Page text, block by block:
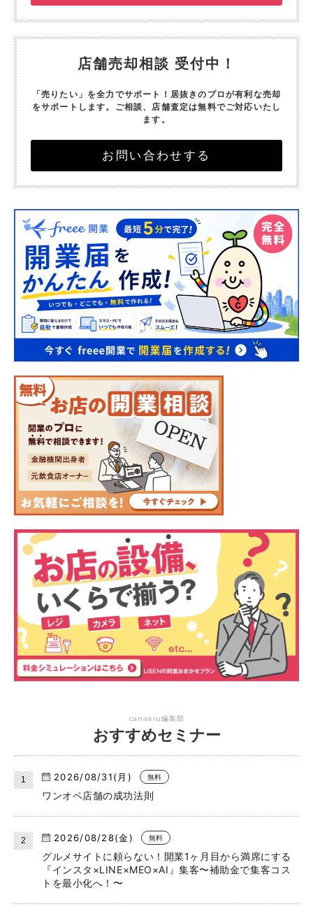
店舗売却相談 受付中！
「売りたい」を全力でサポート！ 居抜きのプロが有利な売却
をサポートします。 ご相談、店舗査定は無料でご対応いたし
ます。
お問い合わせする
canaeru編集部
おすすめセミナー
2026/08/31(月) 無料
ワンオペ店舗の成功法則
2026/08/28(金) 無料
グルメサイトに頼らない！開業1ヶ月目から満席にする
『インスタ×LINE×MEO×AI』集客〜補助金で集客コス
トを最小化へ！〜